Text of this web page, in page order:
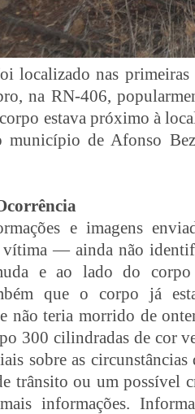
localizado nas primeiras
na RN-406,
estava próximo à
município de Afonso
e imagens
vítima — ainda não
e ao lado do
que o corpo já
não teria morrido de
300 cilindradas de cor
sobre as
trânsito ou um possível
informações.